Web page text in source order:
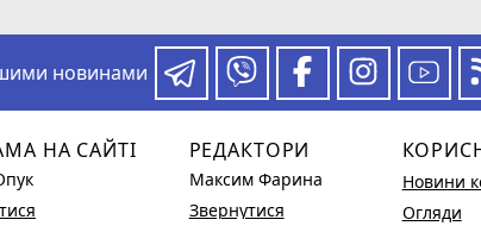
новинами
НА САЙТІ РЕДАКТОРИ
Максим Фарина
Звернутися
Новини
Огляди